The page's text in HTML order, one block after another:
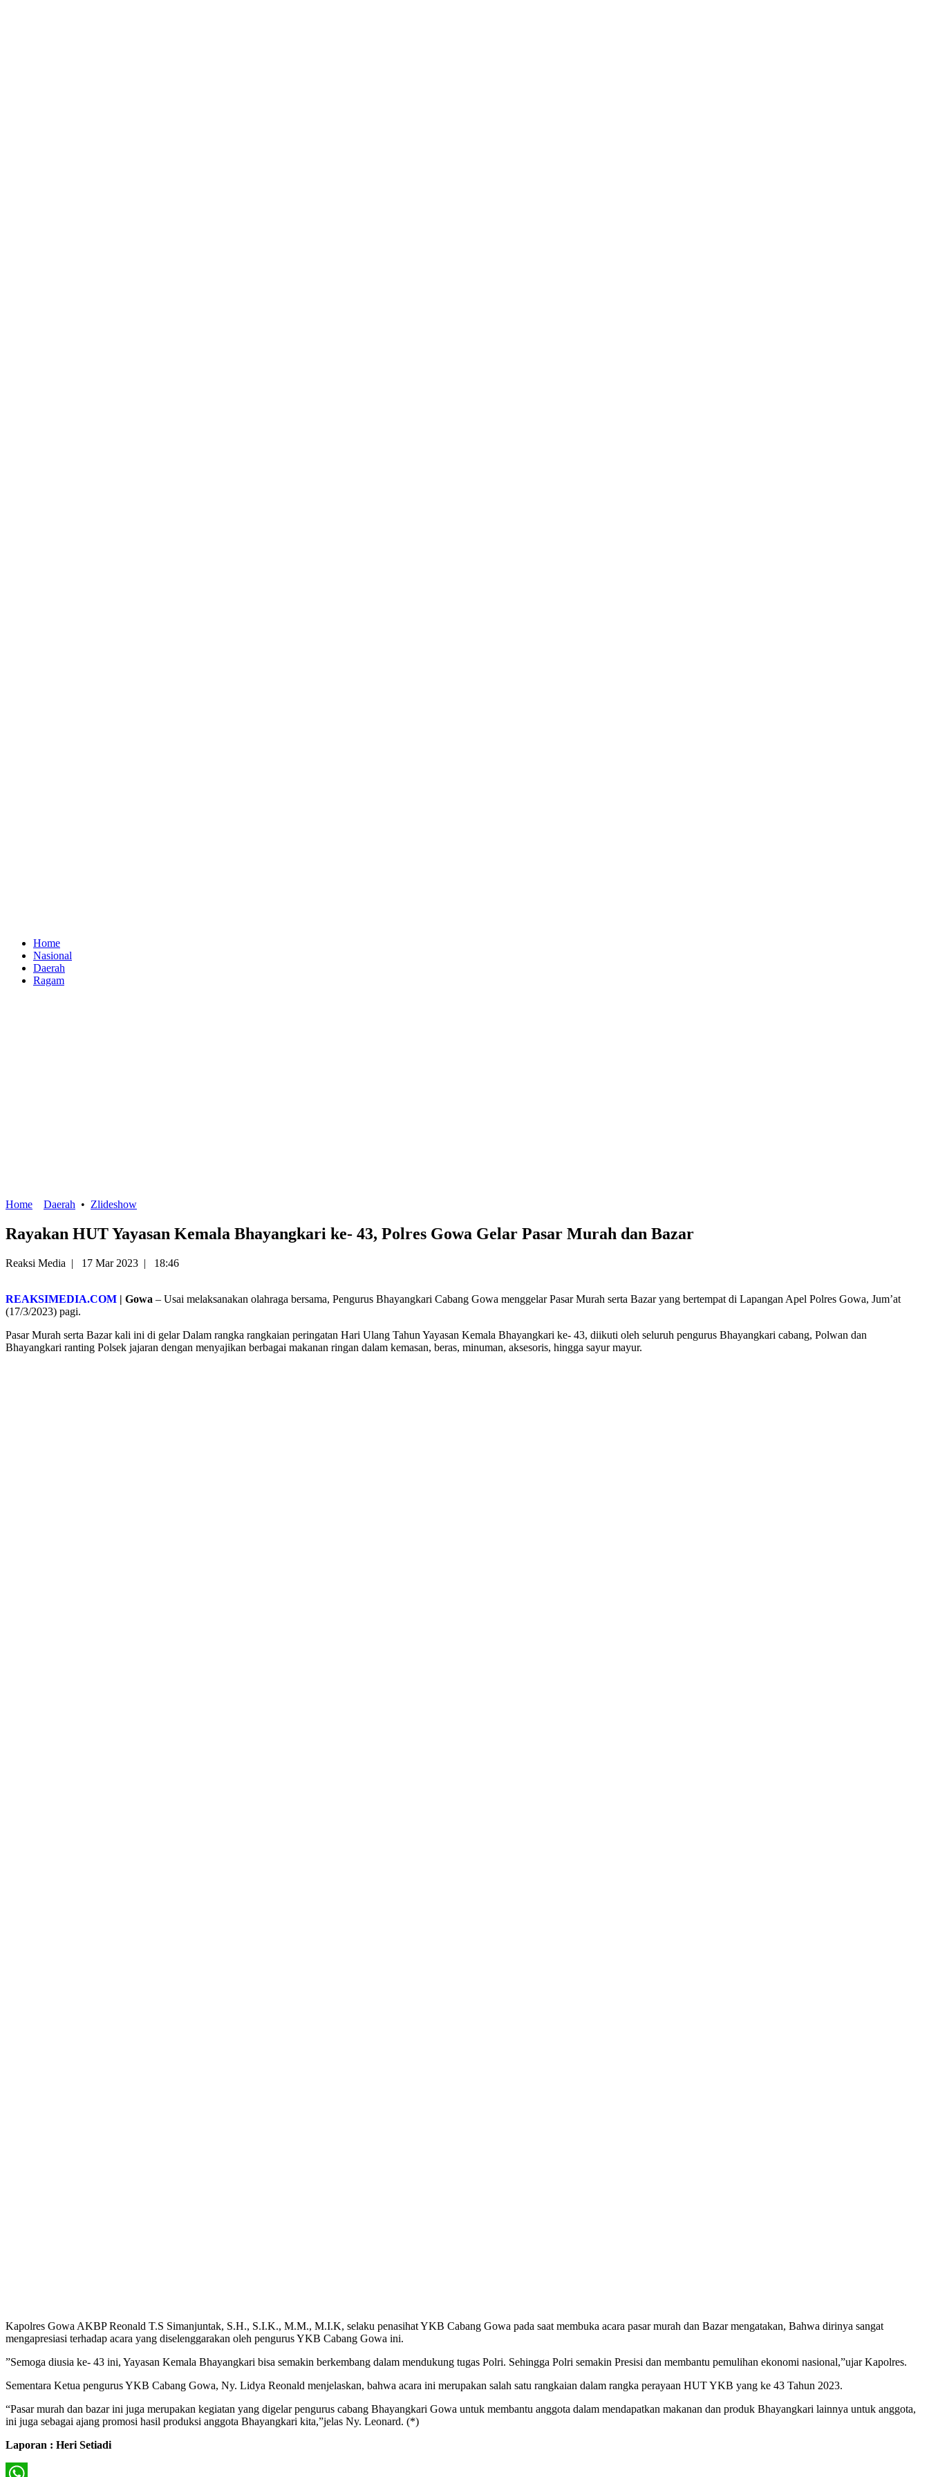
Home
Nasional
Daerah
Ragam
Home Daerah • Zlideshow
Rayakan HUT Yayasan Kemala Bhayangkari ke- 43, Polres Gowa Gelar Pasar Murah dan Bazar
Reaksi Media | 17 Mar 2023 | 18:46
REAKSIMEDIA.COM | Gowa – Usai melaksanakan olahraga bersama, Pengurus Bhayangkari Cabang Gowa menggelar Pasar Murah serta Bazar yang bertempat di Lapangan Apel Polres Gowa, Jum’at
(17/3/2023) pagi.
Pasar Murah serta Bazar kali ini di gelar Dalam rangka rangkaian peringatan Hari Ulang Tahun Yayasan Kemala Bhayangkari ke- 43, diikuti oleh seluruh pengurus Bhayangkari cabang, Polwan dan
Bhayangkari ranting Polsek jajaran dengan menyajikan berbagai makanan ringan dalam kemasan, beras, minuman, aksesoris, hingga sayur mayur.
Kapolres Gowa AKBP Reonald T.S Simanjuntak, S.H., S.I.K., M.M., M.I.K, selaku penasihat YKB Cabang Gowa pada saat membuka acara pasar murah dan Bazar mengatakan, Bahwa dirinya sangat
mengapresiasi terhadap acara yang diselenggarakan oleh pengurus YKB Cabang Gowa ini.
”Semoga diusia ke- 43 ini, Yayasan Kemala Bhayangkari bisa semakin berkembang dalam mendukung tugas Polri. Sehingga Polri semakin Presisi dan membantu pemulihan ekonomi nasional,”ujar Kapolres.
Sementara Ketua pengurus YKB Cabang Gowa, Ny. Lidya Reonald menjelaskan, bahwa acara ini merupakan salah satu rangkaian dalam rangka perayaan HUT YKB yang ke 43 Tahun 2023.
“Pasar murah dan bazar ini juga merupakan kegiatan yang digelar pengurus cabang Bhayangkari Gowa untuk membantu anggota dalam mendapatkan makanan dan produk Bhayangkari lainnya untuk anggota,
ini juga sebagai ajang promosi hasil produksi anggota Bhayangkari kita,”jelas Ny. Leonard. (*)
Laporan : Heri Setiadi